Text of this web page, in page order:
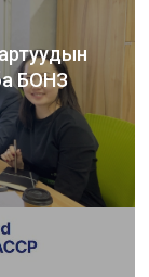
БОНЗ